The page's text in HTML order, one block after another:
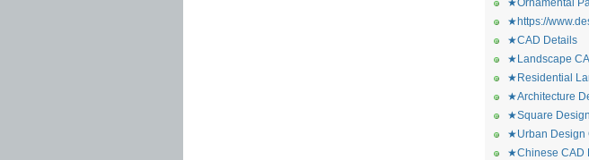
★https://
★CAD Details
★Landscape
★Residential
★Architecture
★Square
★Urban Design
★Chinese CAD